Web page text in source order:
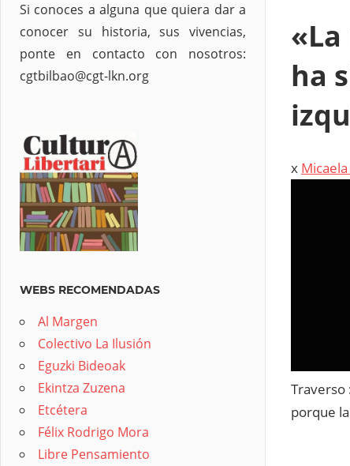
ha
x
Traverso
porque
Si conoces a alguna que quiera dar a
conocer su historia, sus vivencias,
ponte en contacto con nosotros:
cgtbilbao@cgt-lkn.org
WEBS RECOMENDADAS
Al Margen
Colectivo La Ilusión
Eguzki Bideoak
Ekintza Zuzena
Etcétera
Félix Rodrigo Mora
Libre Pensamiento